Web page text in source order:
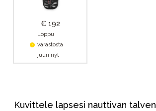
€ 192
Loppu
varastosta
juuri nyt
Kuvittele lapsesi nauttivan talven